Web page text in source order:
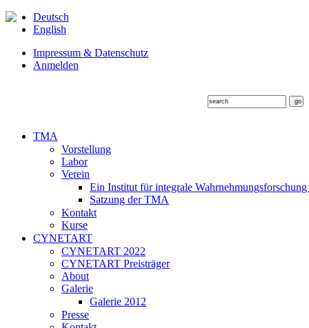
Deutsch
English
Impressum & Datenschutz
Anmelden
TMA
Vorstellung
Labor
Verein
Ein Institut für integrale
Satzung der TMA
Kontakt
Kurse
CYNETART
CYNETART 2022
CYNETART Preisträger
About
Galerie
Galerie 2012
Presse